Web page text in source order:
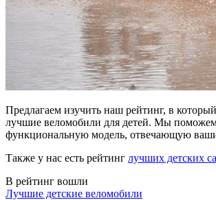
Предлагаем изучить наш рейтинг, в
лучшие веломобили для детей. Мы
функциональную модель, отвечающую
Также у нас есть рейтинг лучших детских
В рейтинг вошли
Лучшие детские веломобили